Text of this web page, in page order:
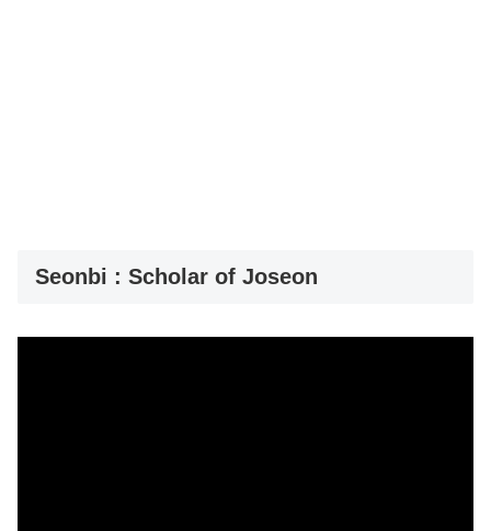
Seonbi : Scholar of Joseon